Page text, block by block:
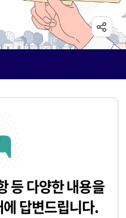
등 다양한 내용을
답변드립니다.